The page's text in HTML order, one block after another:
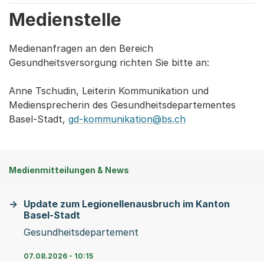
Medienstelle
Medienanfragen an den Bereich
Gesundheitsversorgung richten Sie bitte an:
Anne Tschudin, Leiterin Kommunikation und
Mediensprecherin des Gesundheitsdepartementes
Basel-Stadt, gd-kommunikation@bs.ch
Medienmitteilungen & News
Update zum Legionellenausbruch im Kanton
Basel-Stadt
Gesundheitsdepartement
07.08.2026 - 10:15